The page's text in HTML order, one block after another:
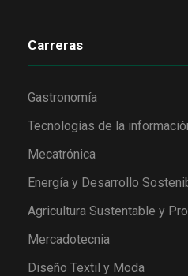
Carreras
Gastronomía
Tecnologías de la
Mecatrónica
Energía y Desarrollo
Agricultura Sustentable y
Mercadotecnia
Diseño Textil y Moda